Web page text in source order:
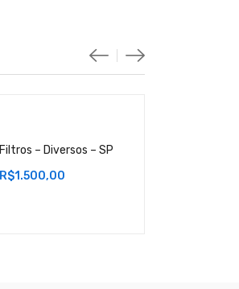
Filtros – Diversos – SP
R$1.500,00